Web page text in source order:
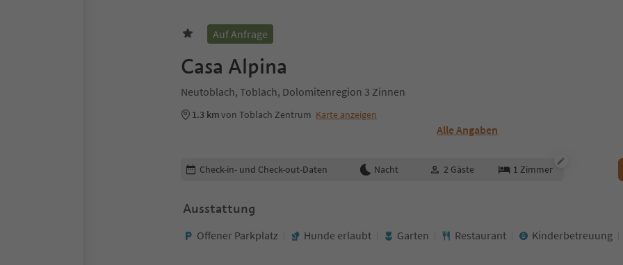
Auf Anfrage
Casa Alpina
Neutoblach, Toblach, Dolomitenregion 3 Zinnen
1.3 kmvon Toblach Zentrum Karte anzeigen
Alle Angaben
Buchungsdetails bearbeiten
Check-in- und Check-out-Daten Nacht 2 Gäste 1 Zimmer
Ausstattung
Offener Parkplatz Hunde erlaubt Garten Restaurant Kinderbetreuung